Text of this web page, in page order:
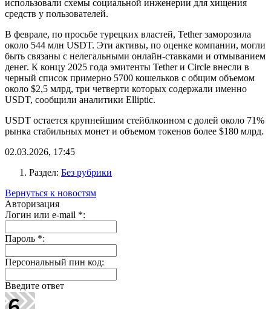
использовали схемы социальной инженерии для хищения
средств у пользователей.
В феврале, по просьбе турецких властей, Tether заморозила
около 544 млн USDT. Эти активы, по оценке компании, могли
быть связаны с нелегальными онлайн‑ставками и отмыванием
денег. К концу 2025 года эмитенты Tether и Circle внесли в
черный список примерно 5700 кошельков с общим объемом
около $2,5 млрд, три четверти которых содержали именно
USDT, сообщили аналитики Elliptic.
USDT остается крупнейшим стейблкоином с долей около 71%
рынка стабильных монет и объемом токенов более $180 млрд.
02.03.2026, 17:45
Раздел: Без рубрики
Вернуться к новостям
Авторизация
Логин или e-mail *:
Пароль *:
Персональный пин код:
Введите ответ